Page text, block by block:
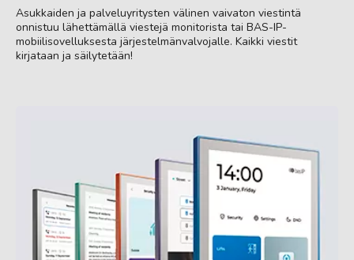
Asukkaiden ja palveluyritysten välinen vaivaton viestintä
onnistuu lähettämällä viestejä monitorista tai BAS-IP-
mobiilisovelluksesta järjestelmänvalvojalle. Kaikki viestit
kirjataan ja säilytetään!